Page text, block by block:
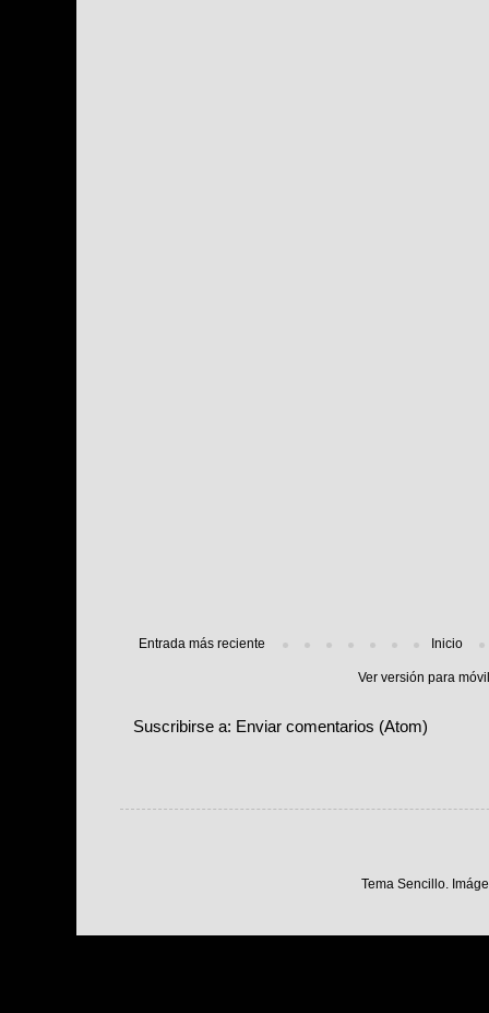
Entrada más reciente Inicio
Ver versión para
Suscribirse a: Enviar comentarios (Atom)
Tema Sencillo.